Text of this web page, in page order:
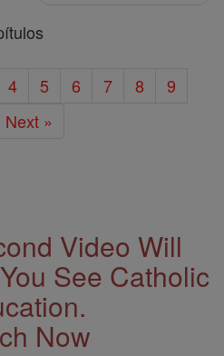
4 5 6 7 8
9
Next »
Video Will
See Catholic
Now